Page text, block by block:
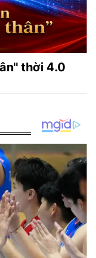
thời 4.0